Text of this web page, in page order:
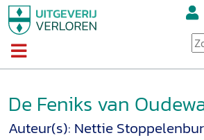
De Feniks van
Auteur(s): Nettie